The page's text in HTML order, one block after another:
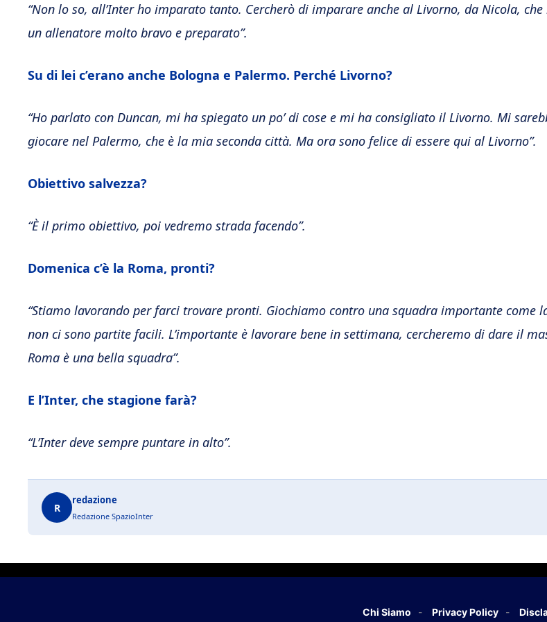
“Non lo so, all’Inter ho imparato tanto. Cercherò di imparare anche al Livorno, da Nicola,
un allenatore molto bravo e preparato”.
Su di lei c’erano anche Bologna e Palermo. Perché Livorno?
“Ho parlato con Duncan, mi ha spiegato un po’ di cose e mi ha consigliato il Livorno. Mi
giocare nel Palermo, che è la mia seconda città. Ma ora sono felice di essere qui al Livorno”.
Obiettivo salvezza?
“È il primo obiettivo, poi vedremo strada facendo”.
Domenica c’è la Roma, pronti?
“Stiamo lavorando per farci trovare pronti. Giochiamo contro una squadra importante come
non ci sono partite facili. L’importante è lavorare bene in settimana, cercheremo di dare il
Roma è una bella squadra”.
E l’Inter, che stagione farà?
“L’Inter deve sempre puntare in alto”.
R
redazione
Redazione SpazioInter
Chi Siamo Privacy Policy